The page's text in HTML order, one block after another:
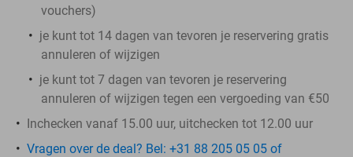
vouchers)
je kunt tot 14 dagen van tevoren je reservering gratis
annuleren of wijzigen
je kunt tot 7 dagen van tevoren je reservering
annuleren of wijzigen tegen een vergoeding van €50
Inchecken vanaf 15.00 uur, uitchecken tot 12.00 uur
Vragen over de deal? Bel: +31 88 205 05 05 of